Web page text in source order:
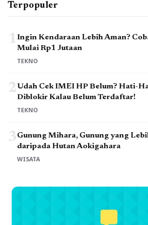
Terpopuler
1Ingin Kendaraan Lebih Aman?
Mulai Rp1 Jutaan
TEKNO
2Udah Cek IMEI HP Belum? Hati-
Diblokir Kalau Belum Terdaftar!
TEKNO
3Gunung Mihara, Gunung yang
daripada Hutan Aokigahara
WISATA